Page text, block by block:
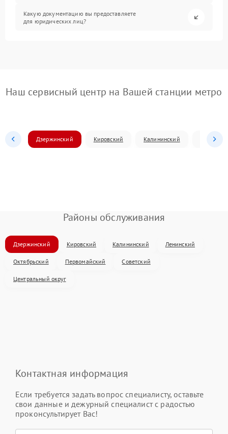
Какую документацию вы предоставляете
для юридических лиц?
Наш сервисный центр на Вашей станции метро
Дзержинский Кировский Калининский
Районы обслуживания
Дзержинский Кировский Калининский Ленинский
Октябрьский Первомайский Советский
Центральный округ
Контактная информация
Если требуется задать вопрос специалисту, оставьте
свои данные и дежурный специалист с радостью
проконсультирует Вас!